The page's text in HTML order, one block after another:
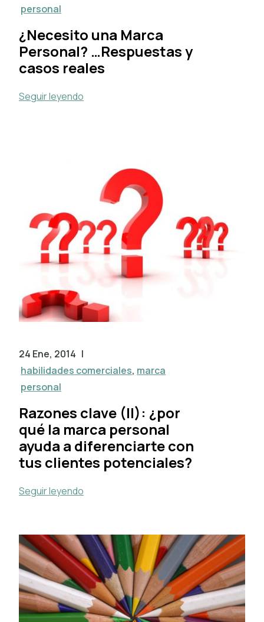
personal
¿Necesito una Marca
Personal? …Respuestas y
casos reales
Seguir leyendo
24 Ene, 2014 |
habilidades comerciales, marca
personal
Razones clave (II): ¿por
qué la marca personal
ayuda a diferenciarte con
tus clientes potenciales?
Seguir leyendo